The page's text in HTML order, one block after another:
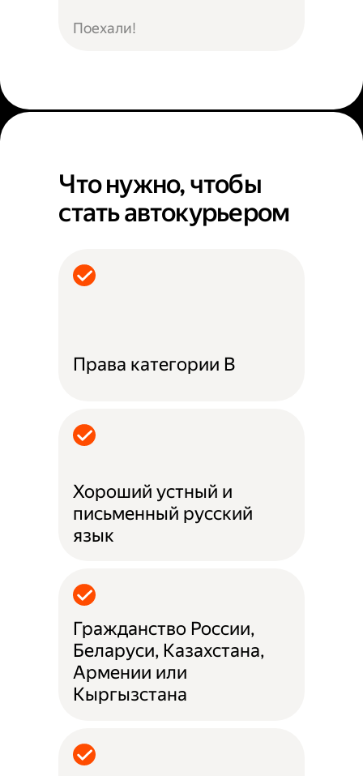
Поехали!
Что нужно, чтобы
стать автокурьером
Права категории B
Хороший устный и
письменный русский
язык
Гражданство России,
Беларуси, Казахстана,
Армении или
Кыргызстана